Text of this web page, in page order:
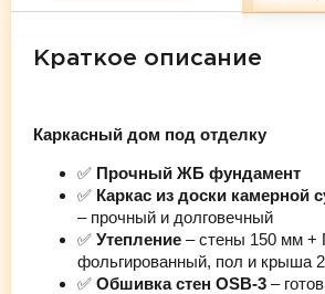
Краткое описание
Каркасный дом под отделку
✅ Прочный ЖБ фундамент
✅ Каркас из доски камерной
– прочный и долговечный
✅ Утепление – стены 150 мм +
фольгированный, пол и крыша
✅ Обшивка стен OSB-3 –